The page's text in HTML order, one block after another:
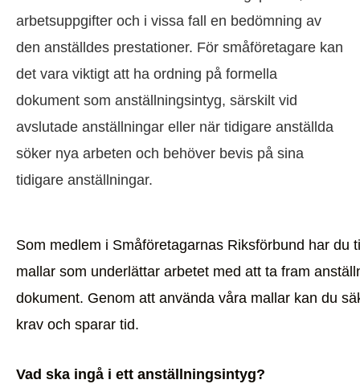
arbetsuppgifter och i vissa fall en bedömning av
den anställdes prestationer. För småföretagare kan
det vara viktigt att ha ordning på formella
dokument som anställningsintyg, särskilt vid
avslutade anställningar eller när tidigare anställda
söker nya arbeten och behöver bevis på sina
tidigare anställningar.
Som medlem i Småföretagarnas Riksförbund har du
mallar som underlättar arbetet med att ta fram
dokument. Genom att använda våra mallar kan du
krav och sparar tid.
Vad ska ingå i ett anställningsintyg?